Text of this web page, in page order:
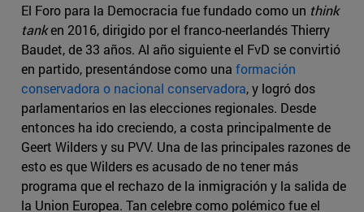
El Foro para la Democracia fue fundado como un think
tanken 2016, dirigido por el franco-neerlandés Thierry
Baudet, de 33 años. Al año siguiente el FvD se convirtió
en partido, presentándose como una formación
conservadora o nacional conservadora, y logró dos
parlamentarios en las elecciones regionales. Desde
entonces ha ido creciendo, a costa principalmente de
Geert Wilders y su PVV. Una de las principales razones de
esto es que Wilders es acusado de no tener más
programa que el rechazo de la inmigración y la salida de
la Union Europea. Tan celebre como polémico fue el